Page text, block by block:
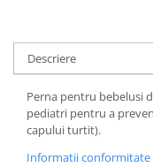
Descriere
Perna pentru bebelusi
pediatri pentru a
capului turtit).
Informatii